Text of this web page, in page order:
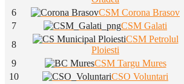
6
CSM Corona Brasov
7
CSM Galati
8
CSM Petrolul
Ploiesti
9
CSM Targu Mures
10
CSO Voluntari